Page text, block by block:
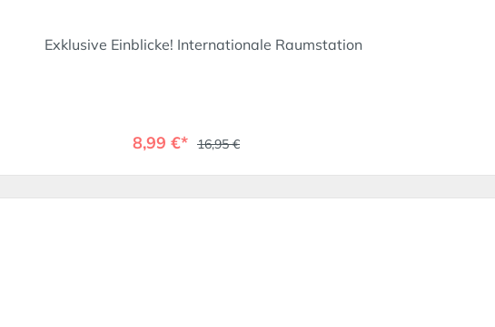
Exklusive Einblicke! Internationale Raumstation
8,99 €* 16,95 €